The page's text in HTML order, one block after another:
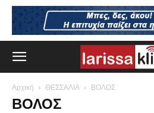
Αρχική ΘΕΣΣΑΛΙΑ ΒΟΛΟΣ
ΒΟΛΟΣ